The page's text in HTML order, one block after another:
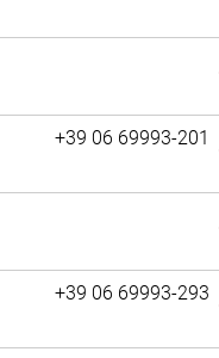
+39 06 69993-201
+39 06 69993-293